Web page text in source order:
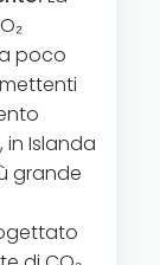
poco
Islanda
grande